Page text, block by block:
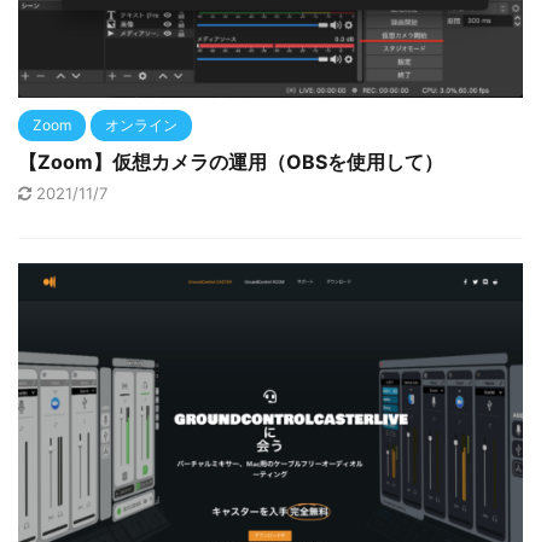
Zoom オンライン
【Zoom】仮想カメラの運用（OBSを使用して）
2021/11/7